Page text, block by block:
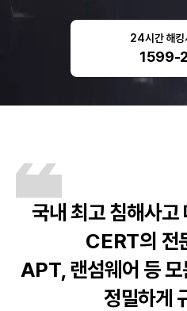
24시간 해킹
1599-
국내 최고 침해사
CERT의 전
APT, 랜섬웨어 등
정밀하게